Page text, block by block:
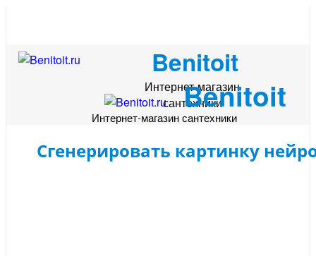
Benitoit
Интернет-магазин
сантехники
Benitoit
Интернет-магазин сантехники
Сгенерировать картинку